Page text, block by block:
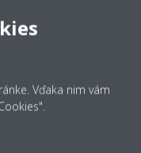
s
Vďaka nim vám